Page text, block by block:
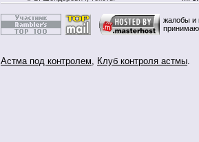
жалобы и
Астма под контролем, Клуб контроля астмы.